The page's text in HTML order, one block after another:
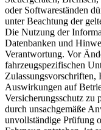
oder Softwareständen
unter Beachtung der
Die Nutzung der
Datenbanken und
Verantwortung. Vor
fahrzeugspezifischen
Zulassungsvorschriften,
Auswirkungen auf
Versicherungsschutz zu
durch unsachgemäße
unvollständige Prüfung